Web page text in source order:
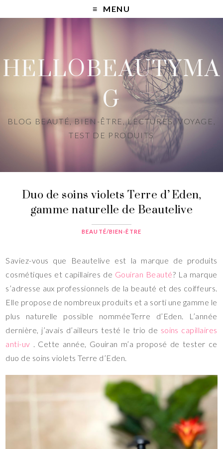
MENU
HELLOBEAUTYMA
G
BLOG BEAUTÉ, BIEN-ÊTRE, LECTURES, VOYAGE,
TEST DE PRODUITS
Duo de soins violets Terre d’Eden,
gamme naturelle de Beautelive
BEAUTÉ/BIEN-ÊTRE
Saviez-vous que Beautelive est la marque de produits
cosmétiques et capillaires de Gouiran Beauté? La marque
s’adresse aux professionnels de la beauté et des coiffeurs.
Elle propose de nombreux produits et a sorti une gamme le
plus naturelle possible nomméeTerre d’Eden. L’année
dernière, j’avais d’ailleurs testé le trio de soins capillaires
anti-uv . Cette année, Gouiran m’a proposé de tester ce
duo de soins violets Terre d’Eden.